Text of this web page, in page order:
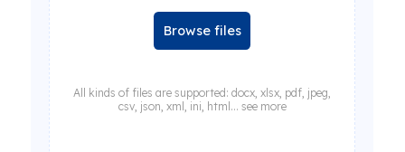
Browse files
All kinds of files are supported: docx, xlsx, pdf, jpeg,
csv, json, xml, ini, html... see more